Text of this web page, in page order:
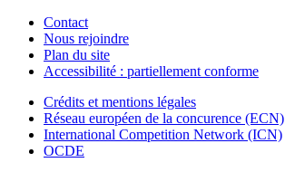
Contact
Nous rejoindre
Plan du site
Accessibilité : partiellement conforme
Crédits et mentions légales
Réseau européen de la concurence (ECN)
International Competition Network (ICN)
OCDE